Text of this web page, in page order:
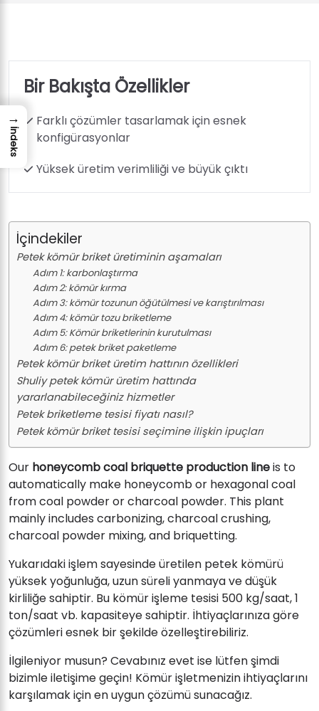
Bir Bakışta Özellikler
Farklı çözümler tasarlamak için esnek
konfigürasyonlar
Yüksek üretim verimliliği ve büyük çıktı
İçindekiler
Petek kömür briket üretiminin aşamaları
Adım 1: karbonlaştırma
Adım 2: kömür kırma
Adım 3: kömür tozunun öğütülmesi ve karıştırılması
Adım 4: kömür tozu briketleme
Adım 5: Kömür briketlerinin kurutulması
Adım 6: petek briket paketleme
Petek kömür briket üretim hattının özellikleri
Shuliy petek kömür üretim hattında
yararlanabileceğiniz hizmetler
Petek briketleme tesisi fiyatı nasıl?
Petek kömür briket tesisi seçimine ilişkin ipuçları
Our honeycomb coal briquette production lineis to
automatically make honeycomb or hexagonal coal
from coal powder or charcoal powder. This plant
mainly includes carbonizing, charcoal crushing,
charcoal powder mixing, and briquetting.
Yukarıdaki işlem sayesinde üretilen petek kömürü
yüksek yoğunluğa, uzun süreli yanmaya ve düşük
kirliliğe sahiptir. Bu kömür işleme tesisi 500 kg/saat, 1
ton/saat vb. kapasiteye sahiptir. İhtiyaçlarınıza göre
çözümleri esnek bir şekilde özelleştirebiliriz.
İlgileniyor musun? Cevabınız evet ise lütfen şimdi
bizimle iletişime geçin! Kömür işletmenizin ihtiyaçlarını
karşılamak için en uygun çözümü sunacağız.
→
İndeks